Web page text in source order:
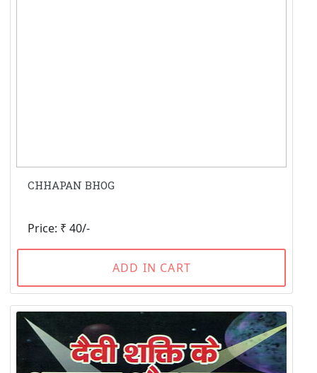
CHHAPAN BHOG
Price: ₹ 40/-
ADD IN CART